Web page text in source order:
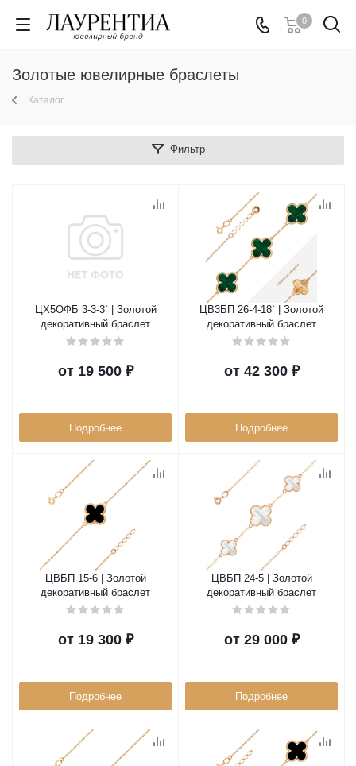
0
Золотые ювелирные браслеты
Каталог
Фильтр
ЦХ5ОФБ 3-3-3` | Золотой
декоративный браслет
от 19 500 ₽
Подробнее
ЦВ3БП 26-4-18` | Золотой
декоративный браслет
от 42 300 ₽
Подробнее
ЦВБП 15-6 | Золотой
декоративный браслет
от 19 300 ₽
Подробнее
ЦВБП 24-5 | Золотой
декоративный браслет
от 29 000 ₽
Подробнее